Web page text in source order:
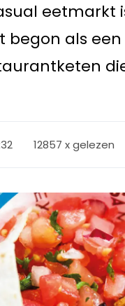
eetmarkt
begon als
12857 x gelezen